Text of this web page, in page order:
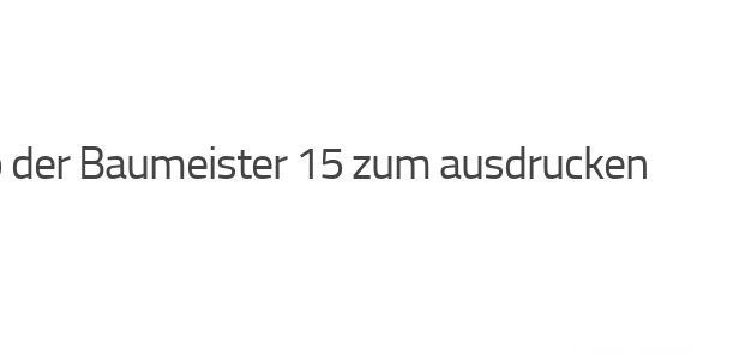
der Baumeister 15 zum ausdrucken